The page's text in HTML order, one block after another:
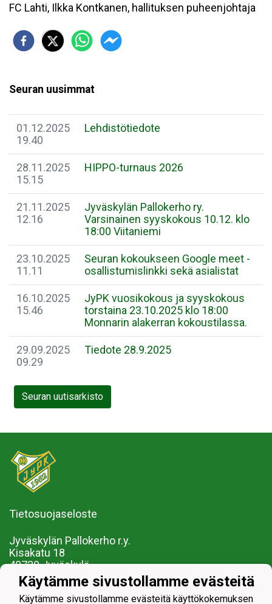
FC Lahti, Ilkka Kontkanen, hallituksen puheenjohtaja
Seuran uusimmat
01.12.2025
19.40
Lehdistötiedote
28.11.2025
15.15
HIPPO-turnaus 2026
21.11.2025
12.16
Jyväskylän Pallokerho ry.
Varsinainen syyskokous 10.12. klo
18:00 Viitaniemi
23.10.2025
11.11
Seuran kokoukseen Google meet -
osallistumislinkki sekä asialistat
16.10.2025
15.46
JyPK vuosikokous ja syyskokous
torstaina 23.10.2025 klo 18:00
Monnarin alakerran kokoustilassa.
29.09.2025
09.29
Tiedote 28.9.2025
Seuran uutisarkisto
Tietosuojaseloste
Jyväskylän Pallokerho r.y.
Kisakatu 18
40720 Jyväskylä
Myynti ja markkinointi Taru Ekman 040-534 1789
Käytämme sivustollamme evästeitä
Käytämme sivustollamme evästeitä käyttökokemuksen